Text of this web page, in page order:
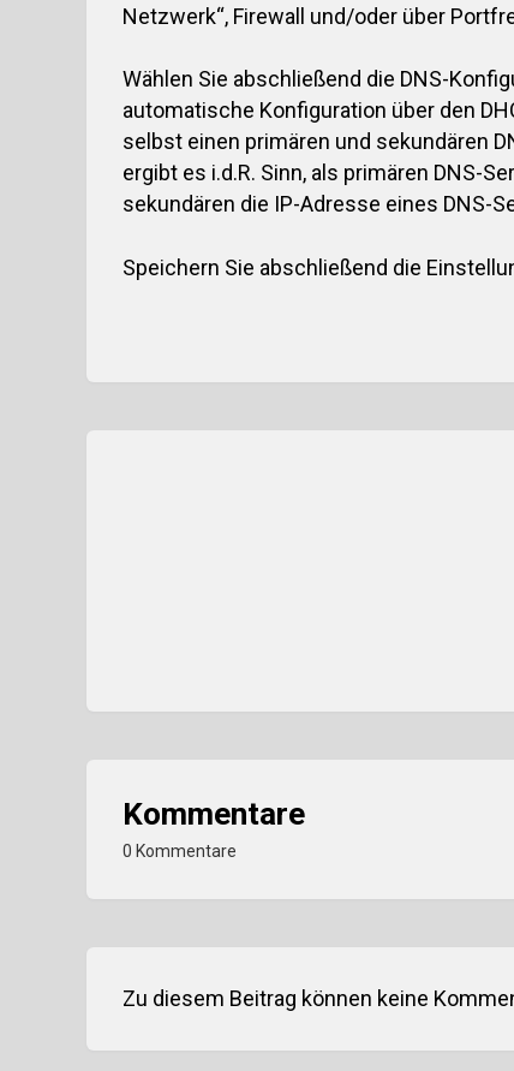
Netzwerk“, Firewall und/oder über
Wählen Sie abschließend die DNS-
automatische Konfiguration über den
selbst einen primären und sekundären
ergibt es i.d.R. Sinn, als primären DNS-
sekundären die IP-Adresse eines DNS-
Speichern Sie abschließend die
Kommentare
0 Kommentare
Zu diesem Beitrag können keine